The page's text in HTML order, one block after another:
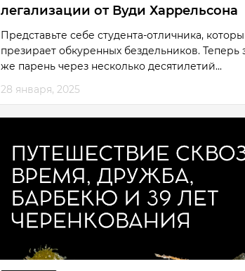
легализации от Вуди Харрельсона
Представьте себе студента-отличника,
презирает обкуренных бездельников. Теперь
же парень через несколько десятилетий...
28 января, 2025